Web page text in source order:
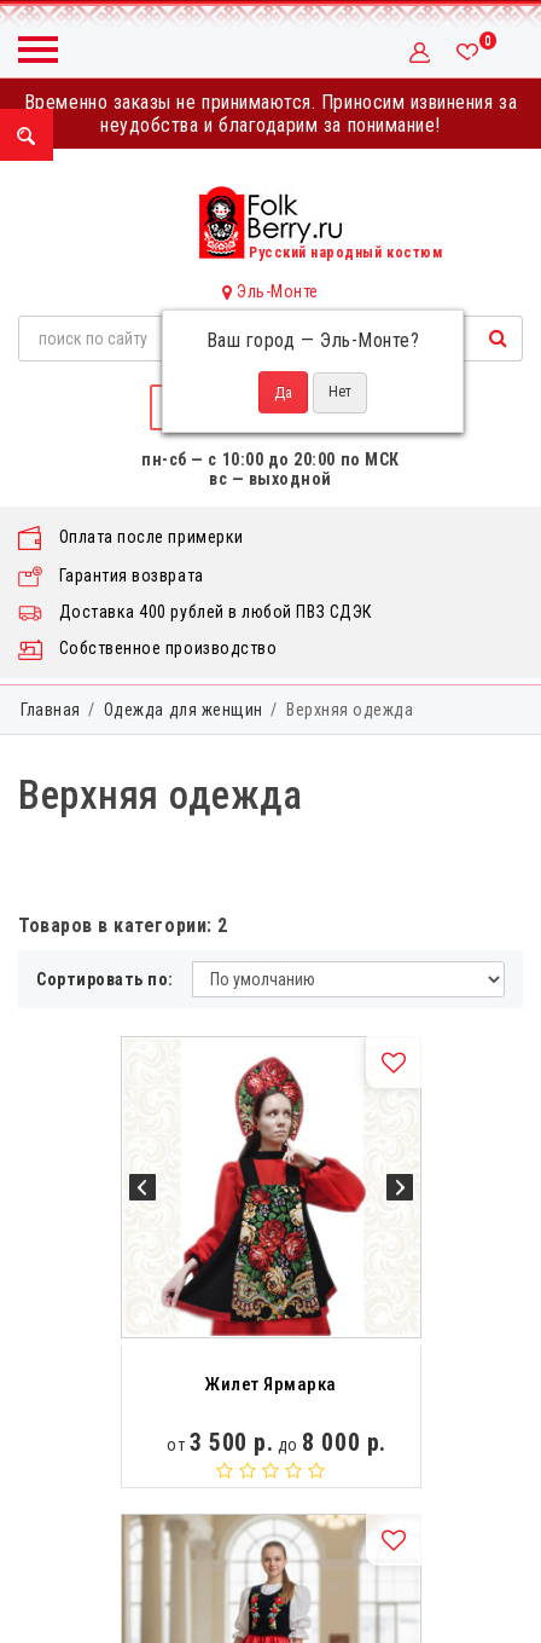
Временно заказы не принимаются. Приносим извинения за
неудобства и благодарим за понимание!
0
Русский народный костюм
Эль-Монте
Ваш город — Эль-Монте?
НАПИСАТЬ НАМ
пн-сб — с 10:00 до 20:00 по МСК
вс — выходной
Собственное производство
Оплата после примерки
Гарантия возврата
Доставка 400 рублей в любой ПВЗ СДЭК
Главная Одежда для женщин Верхняя одежда
Верхняя одежда
Товаров в категории: 2
Сортировать по:
Жилет Ярмарка
от 3 500 р. до 8 000 р.